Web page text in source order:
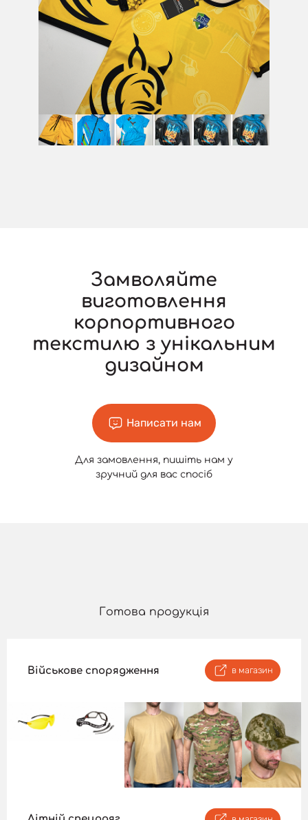
Замволяйте
виготовлення
корпортивного
текстилю з унікальним
дизайном
Написати нам
Для замовлення, пишіть нам у
зручний для вас спосіб
Готова продукція
Військове спорядження в магазин